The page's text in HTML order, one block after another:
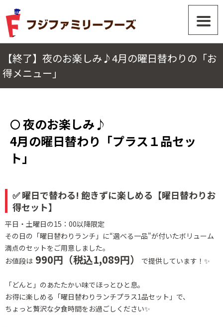
【終了】夜のお楽しみ♪4月の曜日替わりの「お
得メニュー」
🌕 夜のお楽しみ♪
4月の曜日替わり「プラス１品セッ
ト」
✅ 曜日で替わる! 飽きずに楽しめる【曜日替わりお
得セット】
平日・土曜日の15：00以降限定
その日の「曜日替わりランチ」に“選べる一品"が付いたボリューム
満点のセットをご用意しました。
お値段は 990円（税込1,089円） で提供しています！✨
「どんと」のあたたかい味でほっとひと息。
お得に楽しめる「曜日替わりランチプラス1品セット」で、
ちょっと贅沢な夕食時間をお過ごしください✨